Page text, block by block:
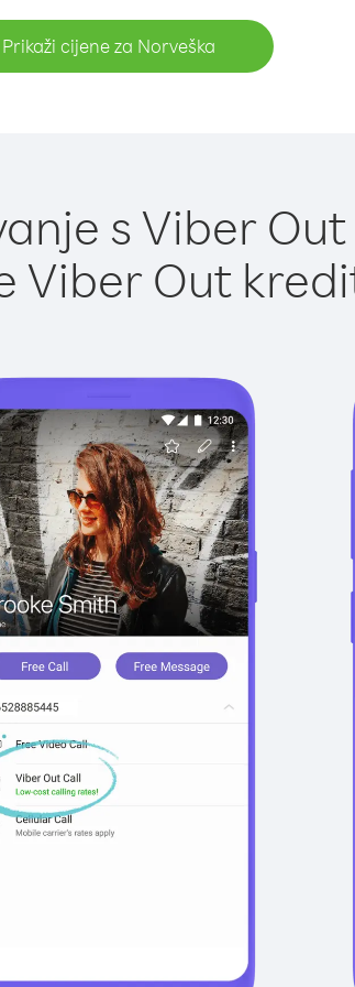
Prikaži cijene za Norveška
s Viber
Viber Out